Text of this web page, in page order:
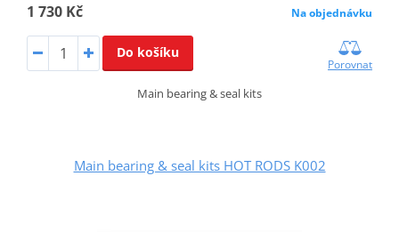
1 730 Kč Na objednávku
Do košíku
Porovnat
Main bearing & seal kits
Main bearing & seal kits HOT RODS K002